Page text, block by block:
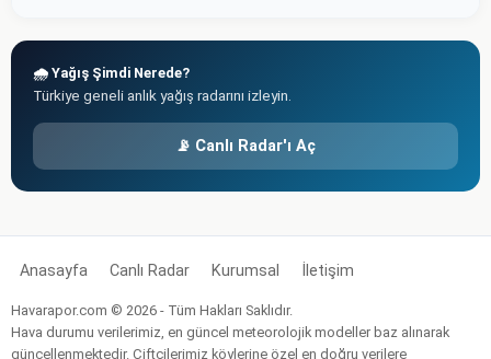
🌧️ Yağış Şimdi Nerede?
Türkiye geneli anlık yağış radarını izleyin.
📡 Canlı Radar'ı Aç
Anasayfa Canlı Radar Kurumsal İletişim
Havarapor.com © 2026 - Tüm Hakları Saklıdır.
Hava durumu verilerimiz, en güncel meteorolojik modeller baz alınarak
güncellenmektedir. Çiftçilerimiz köylerine özel en doğru verilere